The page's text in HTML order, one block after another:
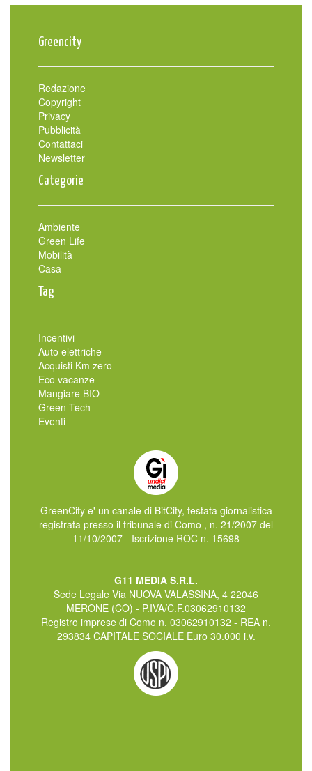
Greencity
Redazione
Copyright
Privacy
Pubblicità
Contattaci
Newsletter
Categorie
Ambiente
Green Life
Mobilità
Casa
Tag
Incentivi
Auto elettriche
Acquisti Km zero
Eco vacanze
Mangiare BIO
Green Tech
Eventi
GreenCity e' un canale di BitCity, testata giornalistica
registrata presso il tribunale di Como , n. 21/2007 del
11/10/2007 - Iscrizione ROC n. 15698
G11 MEDIA S.R.L.
Sede Legale Via NUOVA VALASSINA, 4 22046
MERONE (CO) - P.IVA/C.F.03062910132
Registro imprese di Como n. 03062910132 - REA n.
293834 CAPITALE SOCIALE Euro 30.000 i.v.